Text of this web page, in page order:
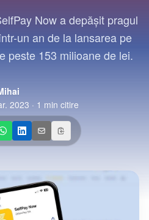
Now a depășit pragul
un an de la lansarea pe
peste 153 milioane de lei.
2023 · 1 min citire